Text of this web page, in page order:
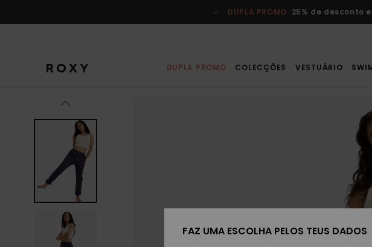
do
DUPLA PROMO 25% de desconto
DUPLA PROMO COLECÇÕES VESTUÁRIO
FAZ UMA ESCOLHA PELOS TEUS DADOS